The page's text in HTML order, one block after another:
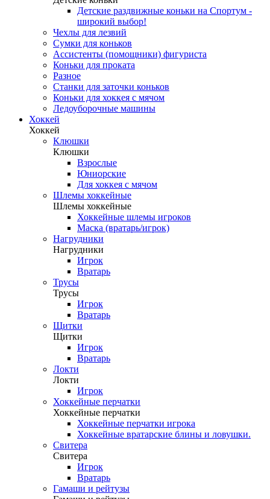
Детские раздвижные коньки на Спортум -
широкий выбор!
Чехлы для лезвий
Сумки для коньков
Ассистенты (помощники) фигуриста
Коньки для проката
Разное
Станки для заточки коньков
Коньки для хоккея с мячом
Ледоуборочные машины
Хоккей
Хоккей
Клюшки
Клюшки
Взрослые
Юниорские
Для хоккея с мячом
Шлемы хоккейные
Шлемы хоккейные
Хоккейные шлемы игроков
Маска (вратарь/игрок)
Нагрудники
Нагрудники
Игрок
Вратарь
Трусы
Трусы
Игрок
Вратарь
Щитки
Щитки
Игрок
Вратарь
Локти
Локти
Игрок
Хоккейные перчатки
Хоккейные перчатки
Хоккейные перчатки игрока
Хоккейные вратарские блины и ловушки.
Свитера
Свитера
Игрок
Вратарь
Гамаши и рейтузы